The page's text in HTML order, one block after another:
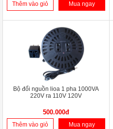
Thêm vào giỏ Mua ngay
Bộ đổi nguồn lioa 1 pha 1000VA
220V ra 110V 120V
500.000đ
Thêm vào giỏ Mua ngay